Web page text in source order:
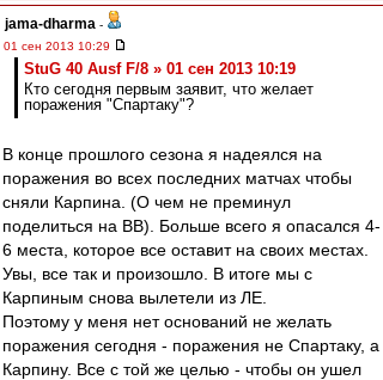
jama-dharma -
01 сен 2013 10:29
StuG 40 Ausf F/8 » 01 сен 2013 10:19
Кто сегодня первым заявит, что желает
поражения "Спартаку"?
В конце прошлого сезона я надеялся на
поражения во всех последних матчах чтобы
сняли Карпина. (О чем не преминул
поделиться на ВВ). Больше всего я опасался 4-
6 места, которое все оставит на своих местах.
Увы, все так и произошло. В итоге мы с
Карпиным снова вылетели из ЛЕ.
Поэтому у меня нет оснований не желать
поражения сегодня - поражения не Спартаку, а
Карпину. Все с той же целью - чтобы он ушел